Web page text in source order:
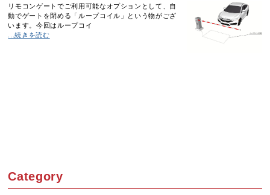
リモコンゲートでご利用可能なオプションとして、自
動でゲートを閉める「ループコイル」という物がござ
います。今回はループコイ
...続きを読む
Category